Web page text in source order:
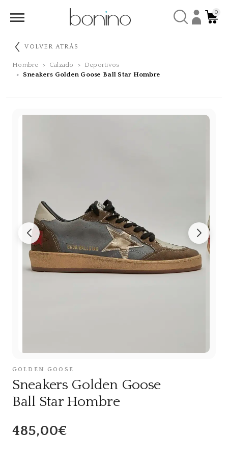
0
VOLVER ATRÁS
Hombre Calzado
Deportivos
Sneakers Golden Goose Ball Star Hombre
GOLDEN GOOSE
Sneakers Golden Goose
Ball Star Hombre
485,00€